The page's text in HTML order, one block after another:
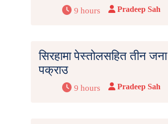
9 hours Pradeep Sah
सिरहामा पेस्तोलसहित तीन जना
पक्राउ
9 hours Pradeep Sah